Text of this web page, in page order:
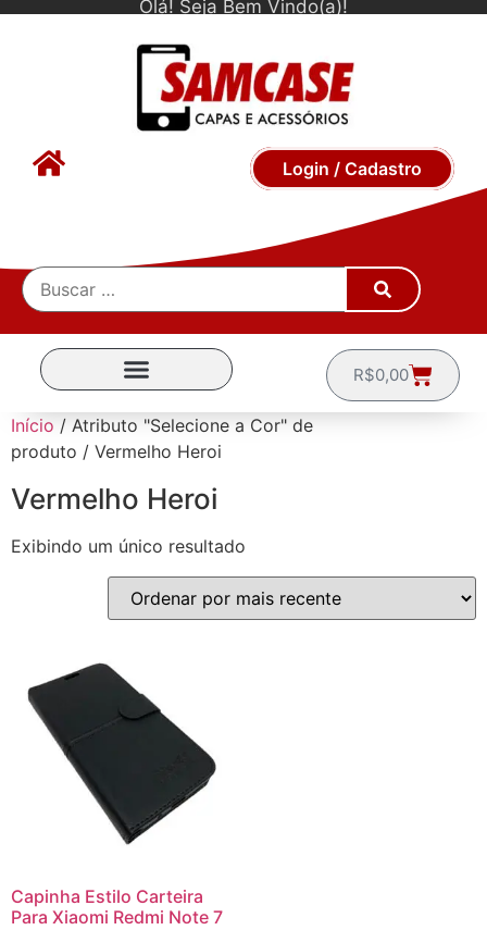
Olá! Seja Bem Vindo(a)!
Login / Cadastro
R$0,00
Início / Atributo "Selecione a Cor" de
produto / Vermelho Heroi
Vermelho Heroi
Exibindo um único resultado
Capinha Estilo Carteira
Para Xiaomi Redmi Note 7